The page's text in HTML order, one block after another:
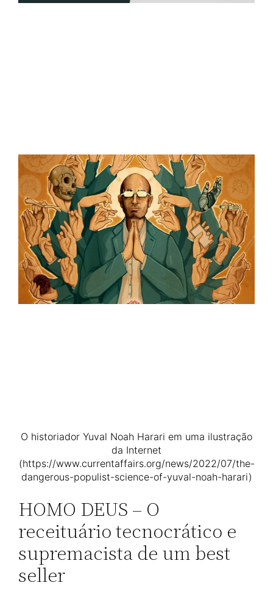
O historiador Yuval Noah Harari em uma ilustração
da Internet
(https://www.currentaffairs.org/news/2022/07/the-
dangerous-populist-science-of-yuval-noah-harari)
HOMO DEUS – O
receituário tecnocrático e
supremacista de um best
seller